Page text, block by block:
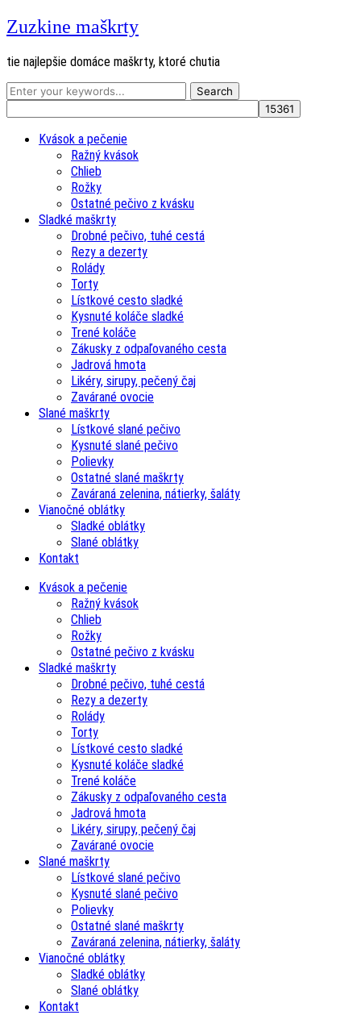
Zuzkine maškrty
tie najlepšie domáce maškrty, ktoré chutia
Kvások a pečenie
Ražný kvások
Chlieb
Rožky
Ostatné pečivo z kvásku
Sladké maškrty
Drobné pečivo, tuhé cestá
Rezy a dezerty
Rolády
Torty
Lístkové cesto sladké
Kysnuté koláče sladké
Trené koláče
Zákusky z odpaľovaného cesta
Jadrová hmota
Likéry, sirupy, pečený čaj
Zavárané ovocie
Slané maškrty
Lístkové slané pečivo
Kysnuté slané pečivo
Polievky
Ostatné slané maškrty
Zaváraná zelenina, nátierky, šaláty
Vianočné oblátky
Sladké oblátky
Slané oblátky
Kontakt
Kvások a pečenie
Ražný kvások
Chlieb
Rožky
Ostatné pečivo z kvásku
Sladké maškrty
Drobné pečivo, tuhé cestá
Rezy a dezerty
Rolády
Torty
Lístkové cesto sladké
Kysnuté koláče sladké
Trené koláče
Zákusky z odpaľovaného cesta
Jadrová hmota
Likéry, sirupy, pečený čaj
Zavárané ovocie
Slané maškrty
Lístkové slané pečivo
Kysnuté slané pečivo
Polievky
Ostatné slané maškrty
Zaváraná zelenina, nátierky, šaláty
Vianočné oblátky
Sladké oblátky
Slané oblátky
Kontakt